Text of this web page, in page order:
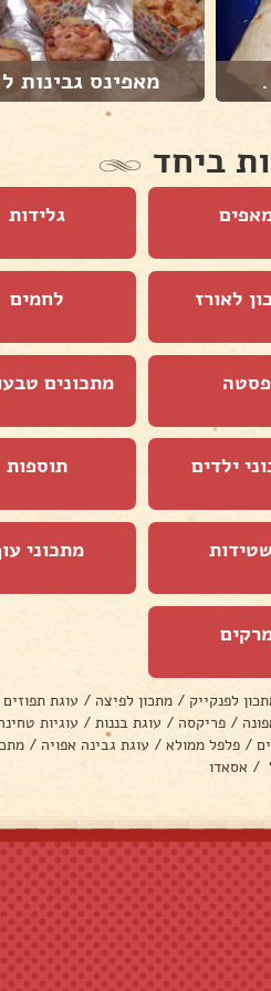
מאפינס גבינות
ביחד
גלידות
לאורז לחמים
פסטה מתכונים
ילדים תוספות
מתכוני
לפנקייק / מתכון לפיצה / עוגת תפוזים
/ פריקסה / עוגת בננות / עוגיות
/ פלפל ממולא / עוגת גבינה אפויה /
/ אסאדו